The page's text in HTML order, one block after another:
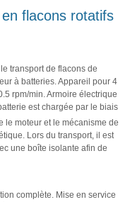
flacons rotatifs
transport de flacons de
à batteries. Appareil pour 4
rpm/min. Armoire électrique
est chargée par le biais
le moteur et le mécanisme de
Lors du transport, il est
une boîte isolante afin de
complète. Mise en service